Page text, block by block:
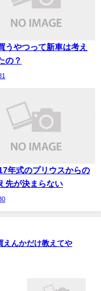
うやつって新車は考え
の？
年式のプリウスからの
先が決まらない
えんかだけ教えてや